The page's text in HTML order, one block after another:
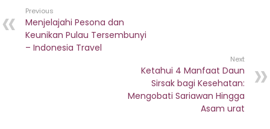
Previous
Menjelajahi Pesona dan
Keunikan Pulau Tersembunyi
– Indonesia Travel
Next
Ketahui 4 Manfaat Daun
Sirsak bagi Kesehatan:
Mengobati Sariawan Hingga
Asam urat